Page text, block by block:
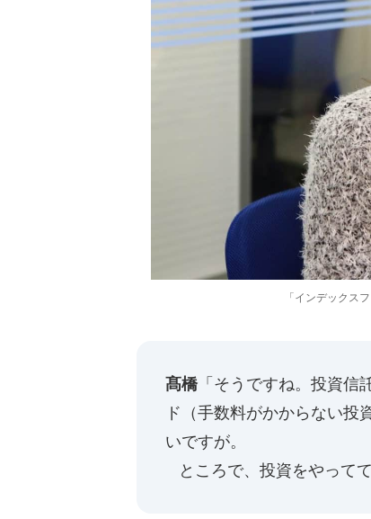
「インデックス
髙橋「そうですね。投資信
ド（手数料がかからない投
いですが。
ところで、投資をやって